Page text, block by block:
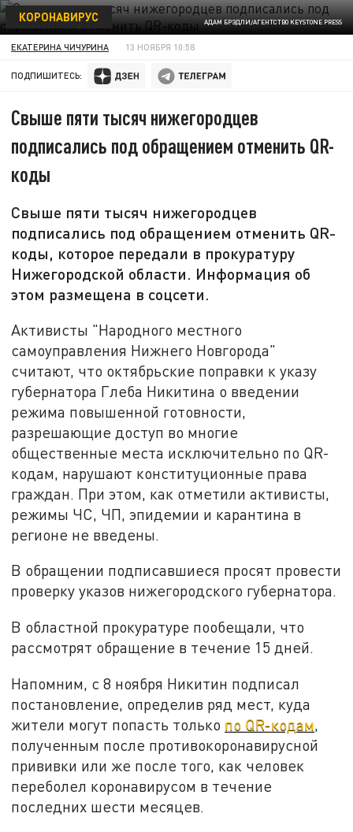
АДАМ БРЭДЛИ/АГЕНТСТВО KEYSTONE PRESS
КОРОНАВИРУС
ЕКАТЕРИНА ЧИЧУРИНА 13 НОЯБРЯ 10:58
ПОДПИШИТЕСЬ:
Свыше пяти тысяч нижегородцев
подписались под обращением отменить QR-
коды
Свыше пяти тысяч нижегородцев
подписались под обращением отменить QR-
коды, которое передали в прокуратуру
Нижегородской области. Информация об
этом размещена в соцсети.
Активисты "Народного местного
самоуправления Нижнего Новгорода"
считают, что октябрьские поправки к указу
губернатора Глеба Никитина о введении
режима повышенной готовности,
разрешающие доступ во многие
общественные места исключительно по QR-
кодам, нарушают конституционные права
граждан. При этом, как отметили активисты,
режимы ЧС, ЧП, эпидемии и карантина в
регионе не введены.
В обращении подписавшиеся просят провести
проверку указов нижегородского губернатора.
В областной прокуратуре пообещали, что
рассмотрят обращение в течение 15 дней.
Напомним, с 8 ноября Никитин подписал
постановление, определив ряд мест, куда
жители могут попасть только по QR-кодам,
полученным после противокоронавирусной
прививки или же после того, как человек
переболел коронавирусом в течение
последних шести месяцев.